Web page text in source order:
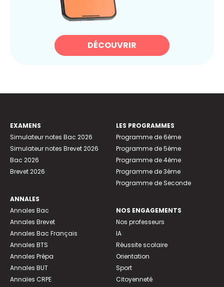
DÉCOUVRIR
EXAMENS
Simulateur notes Bac 2026
Simulateur notes Brevet 2026
Bac 2026
Brevet 2026
ANNALES
Annales Bac
Annales Brevet
Annales Bac Français
Annales BTS
Annales Prépa
Annales BUT
Annales CRPE
LES PROGRAMMES
Programme de 6ème
Programme de 5ème
Programme de 4ème
Programme de 3ème
Programme de Seconde
NOS ENGAGEMENTS
Nos professeurs
IA
Réussite scolaire
Orientation
Sport
Citoyenneté